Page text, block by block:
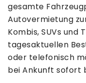
gesamte
Autovermietung
Kombis, SUVs und
tagesaktuellen
oder telefonisch
bei Ankunft sofort